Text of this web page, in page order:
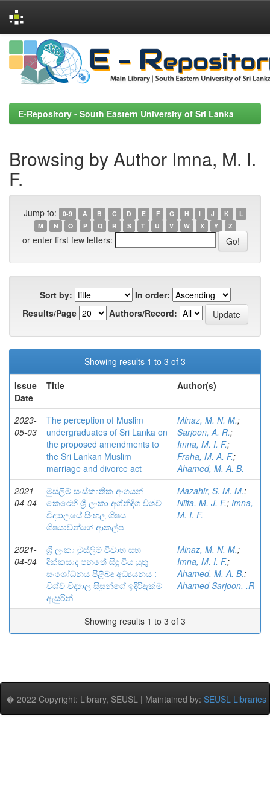
Skip
navigation
E-Repository - South Eastern University of Sri Lanka
Browsing by Author Imna, M. I.
F.
Jump to: 0-9 A B C D E F G H I J K
L
M
N O P Q R S T U V W X Y Z
or enter first few letters:
Sort by:
In order:
Results/Page
Authors/Record:
Showing results 1 to 3 of 3
Issue
Date
Title Author(s)
2023-
05-03
The perception of Muslim
undergraduates of Sri Lanka on
the proposed amendments to
the Sri Lankan Muslim
marriage and divorce act
Minaz, M. N. M.;
Sarjoon, A. R.;
Imna, M. I. F.;
Fraha, M. A. F.;
Ahamed, M. A. B.
2021-
04-04
මුස්ලිම් සංස්‌කෘතික අංගයන්
කෙරෙහි ශ්‍රී ලංකා අග්නිදිග විශ්ව
විද්‍යාලයේ සිංහල ශිෂය
ශිෂයාවන්ගේ ආකල්ප
Mazahir, S. M. M.;
Nilfa, M. J. F.; Imna,
M. I. F.
2021-
04-04
ශ්‍රී ලංකා මුස්ලිම් විවාහ සහ
දික්කසාද පනතේ සිදු විය යුතු
සංශෝධනය පිළිබඳ අධ්‍යයනය :
විශ්ව විද්‍යාල සිසුන්ගේ ඉදිරිදැක්ම
ඇසුරින්
Minaz, M. N. M.;
Imna, M. I. F.;
Ahamed, M. A. B.;
Ahamed Sarjoon, .R
Showing results 1 to 3 of 3
� 2022 Copyright: Library, SEUSL | Maintained by: SEUSL Libraries